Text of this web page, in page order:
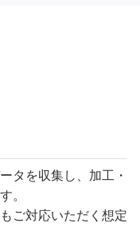
タを収集し、加工・
。
ご対応いただく想定